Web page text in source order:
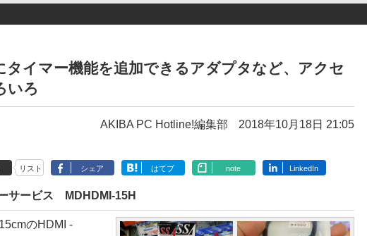
タイマー機能を追加できるアダプタなど、アクセ
いろ
AKIBA PC Hotline!編集部 2018年10月18日 21:05
リスト シェア はてブ note LinkedIn
サービス MDHDMI-15H
のHDMI -